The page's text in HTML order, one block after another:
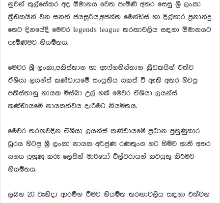
නුවන් කුල්සේකර අද ඕමානය වෙත පැමිණි අතර සෙසු ශ්‍රී ලංකා
ක්‍රීඩකයින් වන සනත් ජයසූරිය,අජන්ත මෙන්ඩිස් හා දිල්හාර ප්‍රනාන්දු
හෙට දිනයේදී මෙවර legends league තරඟාවලිය සඳහා ඕමානයට
පැමිණීමට නියමිතය.
මෙවර ශ්‍රී ලංකා,පකිස්තාන හා ඇෆ්ගනිස්තාන ක්‍රීඩකයින් එක්ව
ඒශියා ලයන්ස් කණ්ඩායමේ සංයුතිය සකස් වී ඇති අතර හිටපු
පකිස්තානු නායක මිස්බා උල් හක් මෙවර ඒශියා ලයන්ස්
කණ්ඩායමේ නායකත්වය දැරීමට නියමිතය.
මෙවර තරඟවදින ඒශියා ලයන්ස් කණ්ඩායමේ ප්‍රධාන පුහුණුකාර
ධූරය හිටපු ශ්‍රී ලංකා නායක අර්ජුණ රණතුංග හට හිමිව ඇති අතර
සහය පුහුණු කරු ලෙසින් මාරියෝ විල්වරායන් කටයුතු කිරීමට
නියමිතය.
ලබන 20 වැනිදා ආරම්භ වීමට නියමිත තරඟාවලිය සඳහා එක්වන